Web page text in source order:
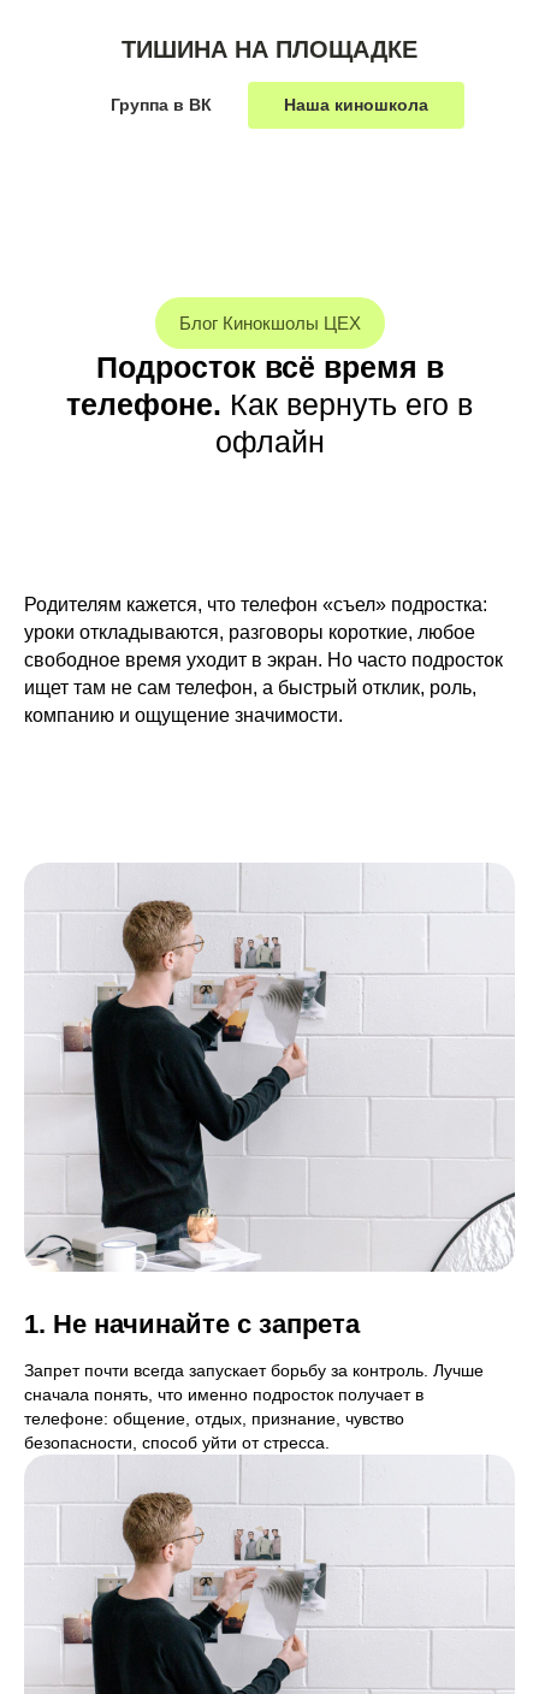
ТИШИНА НА ПЛОЩАДКЕ
Группа в ВК Наша киношкола
Блог Кинокшолы ЦЕХ
Подросток всё время в
телефоне. Как вернуть его в
офлайн
Родителям кажется, что телефон «съел» подростка:
уроки откладываются, разговоры короткие, любое
свободное время уходит в экран. Но часто подросток
ищет там не сам телефон, а быстрый отклик, роль,
компанию и ощущение значимости.
1. Не начинайте с запрета
Запрет почти всегда запускает борьбу за контроль. Лучше
сначала понять, что именно подросток получает в
телефоне: общение, отдых, признание, чувство
безопасности, способ уйти от стресса.